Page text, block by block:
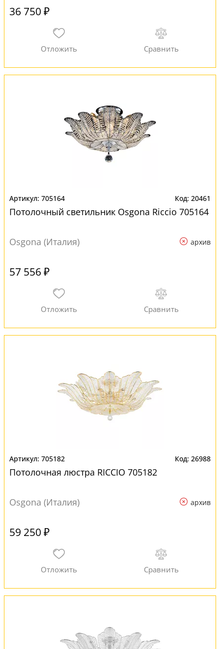
36 750 ₽
705164 20461
Потолочный светильник Osgona Riccio 705164
Osgona (Италия) архив
57 556 ₽
705182 26988
Потолочная люстра RICCIO 705182
Osgona (Италия) архив
59 250 ₽